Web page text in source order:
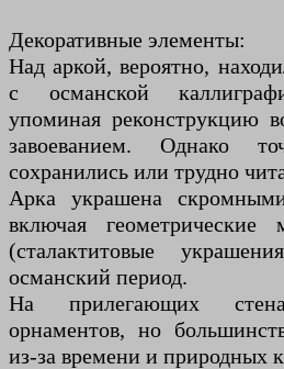
Декоративные элементы:
Над аркой, вероятно,
с османской
упоминая реконструкцию
завоеванием. Однако
сохранились или трудно
Арка украшена
включая
(сталактитовые
османский период.
На прилегающих
орнаментов, но
из-за времени и природных